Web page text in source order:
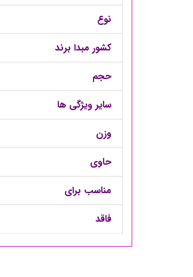
نوع
کشور مبدا برند
حجم
سایر ویژگی ها
وزن
حاوی
مناسب برای
فاقد